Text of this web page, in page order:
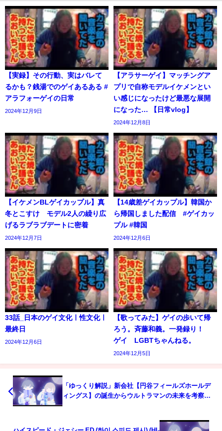
【実録】その行動、実はバレて
るかも？銭湯でのゲイあるある #
アラフォーゲイの日常
2024年12月9日
【アラサーゲイ】マッチングア
プリで自称モデルイケメンとい
い感じになったけど最悪な展開
になった… 【日常vlog】
2024年12月8日
【イケメンBLゲイカップル】真
冬とこすけ モデル2人の繰り広
げるラブラブデートに密着
2024年12月7日
【14歳差ゲイカップル】韓国か
ら帰国しました配信 #ゲイカッ
プル #韓国
2024年12月6日
33話_日本のゲイ文化ㅣ性文化ㅣ
最終日
2024年12月6日
【歌ってみた】ゲイの歩いて帰
ろう。斉藤和義。一発録り！
ゲイ LGBTちゃんねる。
2024年12月5日
「ゆっくり解説」新会社【円谷フィールズホールデ
ィングス】の誕生からウルトラマンの未来を考察し